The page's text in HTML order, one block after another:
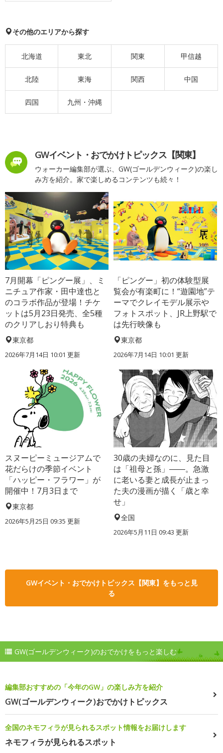
その他のエリアから探す
北海道 東北 関東 甲信越
北陸 東海 関西 中国
四国 九州・沖縄
GWイベント・おでかけトピックス【関東】
ウォーカー編集部が選ぶ、GW(ゴールデンウィーク)の楽し
み方を紹介。家で楽しめるコンテンツも続々！
7月開幕「ピングー展」、ミ
ニチュア作家・田中達也と
のコラボ作品が登場！チケ
ットは5月23日発売、全5種
のクリアしおり特典も
東京都
2026年7月14日 10:01 更新
「ピングー」初の体験型展
覧会が有楽町に！“遊園地”テ
ーマでクレイモデル展示や
フォトスポット、JR上野駅で
は先行映像も
東京都
2026年7月14日 10:01 更新
スヌーピーミュージアムで
花だらけの季節イベント
「ハッピー・フラワー」が
開催中！7月3日まで
東京都
2026年5月25日 09:35 更新
30歳の夫婦なのに、見た目
は「祖母と孫」――。急激
に老いる妻と成長が止まっ
た夫の漫画が描く「歳と幸
せ」
全国
2026年5月11日 09:43 更新
GWイベント・おでかけトピックス【関東】をもっと見
る
GW(ゴールデンウィーク)のおでかけをもっと楽しむ
編集部おすすめの「今年のGW」の楽しみ方を紹介
GW(ゴールデンウィーク)おでかけトピックス
全国のネモフィラが見られるスポット情報をお届けします
ネモフィラが見られるスポット